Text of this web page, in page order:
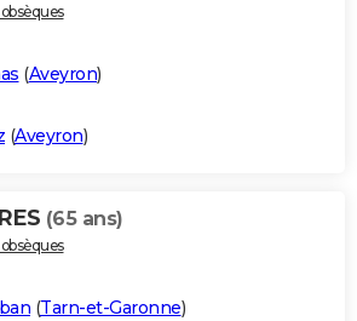
(Aveyron)
(Aveyron)
(65 ans)
(Tarn-et-Garonne)